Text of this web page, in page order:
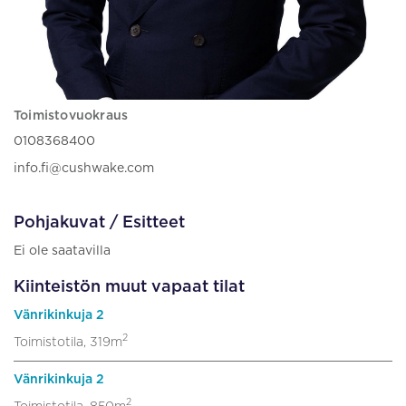
Toimistovuokraus
0108368400
info.fi@cushwake.com
Pohjakuvat / Esitteet
Ei ole saatavilla
Kiinteistön muut vapaat tilat
Vänrikinkuja 2
Toimistotila, 319m2
Vänrikinkuja 2
2